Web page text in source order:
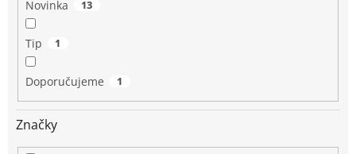
Novinka 13
Tip 1
Doporučujeme 1
Značky